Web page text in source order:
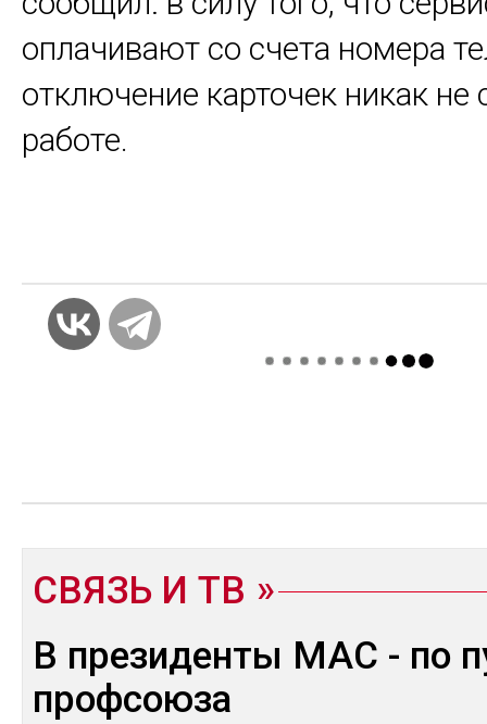
оплачивают со счета номера
отключение карточек никак не
работе.
СВЯЗЬ И ТВ
В президенты МАС - по
профсоюза